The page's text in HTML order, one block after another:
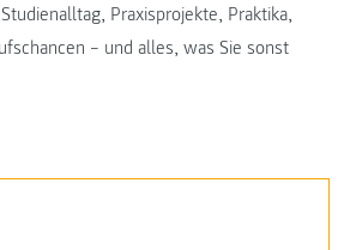
Praxisprojekte, Praktika,
– und alles, was Sie sonst